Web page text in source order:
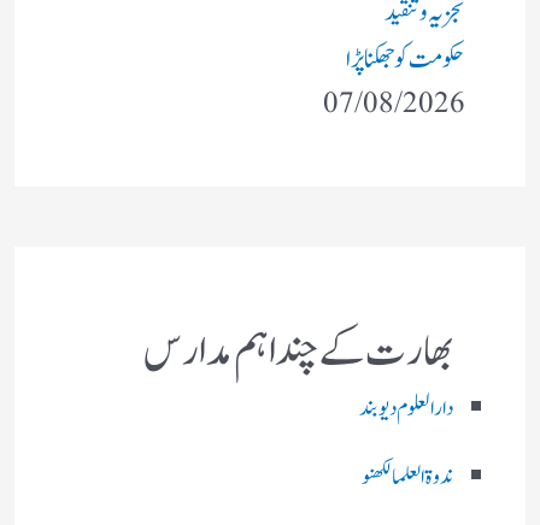
تجزیہ و تنقید
حکومت کو جھکنا پڑا
07/08/2026
بھارت کے چند اہم مدارس
دارالعلوم دیوبند
ندوۃالعلما لکھنو